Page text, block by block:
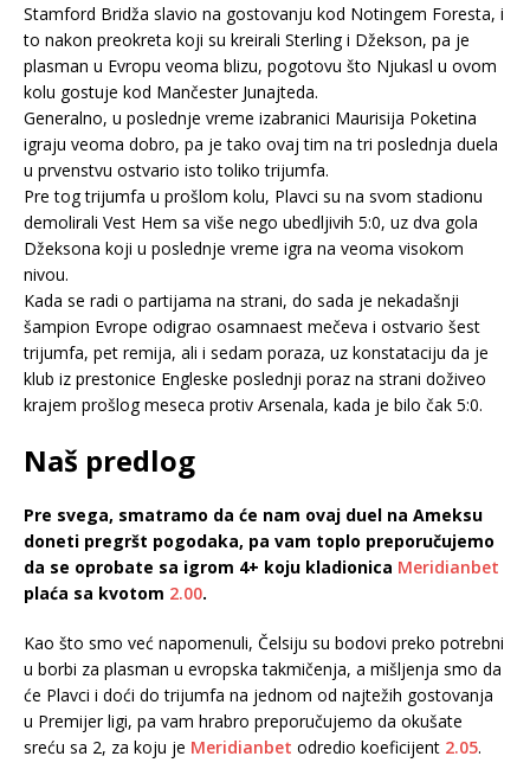
Stamford Bridža slavio na gostovanju kod Notingem Foresta, i
to nakon preokreta koji su kreirali Sterling i Džekson, pa je
plasman u Evropu veoma blizu, pogotovu što Njukasl u ovom
kolu gostuje kod Mančester Junajteda.
Generalno, u poslednje vreme izabranici Maurisija Poketina
igraju veoma dobro, pa je tako ovaj tim na tri poslednja duela
u prvenstvu ostvario isto toliko trijumfa.
Pre tog trijumfa u prošlom kolu, Plavci su na svom stadionu
demolirali Vest Hem sa više nego ubedljivih 5:0, uz dva gola
Džeksona koji u poslednje vreme igra na veoma visokom
nivou.
Kada se radi o partijama na strani, do sada je nekadašnji
šampion Evrope odigrao osamnaest mečeva i ostvario šest
trijumfa, pet remija, ali i sedam poraza, uz konstataciju da je
klub iz prestonice Engleske poslednji poraz na strani doživeo
krajem prošlog meseca protiv Arsenala, kada je bilo čak 5:0.
Naš predlog
Pre svega, smatramo da će nam ovaj duel na Ameksu
doneti pregršt pogodaka, pa vam toplo preporučujemo
da se oprobate sa igrom 4+ koju kladionica Meridianbet
plaća sa kvotom 2.00.
Kao što smo već napomenuli, Čelsiju su bodovi preko potrebni
u borbi za plasman u evropska takmičenja, a mišljenja smo da
će Plavci i doći do trijumfa na jednom od najtežih gostovanja
u Premijer ligi, pa vam hrabro preporučujemo da okušate
sreću sa 2, za koju je Meridianbet odredio koeficijent 2.05.